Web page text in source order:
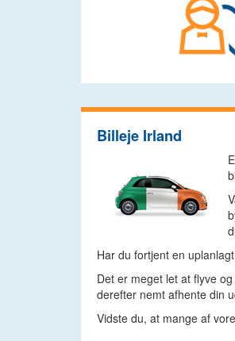
Billeje Irland
Har du fortjent en
Det er meget let at flyve
derefter nemt afhente din
Vidste du, at mange af